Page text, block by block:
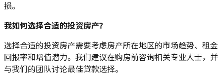
损。
我如何选择合适的投资房产？
选择合适的投资房产需要考虑房产所在地区的市场趋势、租金
回报率和增值潜力。我们建议在购房前咨询相关专业人士，并
与我们的团队讨论最佳贷款选择。